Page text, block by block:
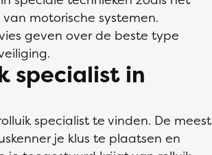
motorische systemen.
geven over de beste type
specialist in
specialist te vinden. De meest
je klus te plaatsen en